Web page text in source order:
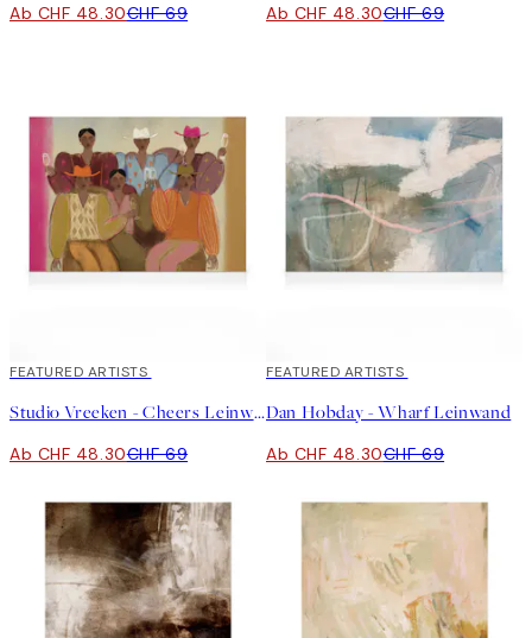
Ab CHF 48.30CHF 69 Ab CHF 48.30CHF 69
30%*
FEATURED ARTISTS
Studio Vreeken - Cheers Leinwand
Ab CHF 48.30CHF 69
30%*
FEATURED ARTISTS
Dan Hobday - Wharf Leinwand
Ab CHF 48.30CHF 69